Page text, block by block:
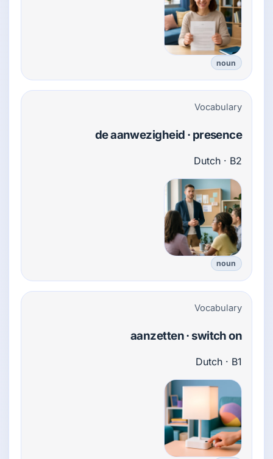
noun
Vocabulary
de aanwezigheid · presence
Dutch · B2
noun
Vocabulary
aanzetten · switch on
Dutch · B1